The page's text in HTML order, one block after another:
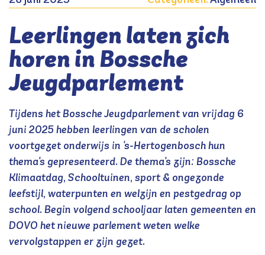
Leerlingen laten zich
horen in Bossche
Jeugdparlement
Tijdens het Bossche Jeugdparlement van vrijdag 6
juni 2025 hebben leerlingen van de scholen
voortgezet onderwijs in 's-Hertogenbosch hun
thema's gepresenteerd. De thema's zijn: Bossche
Klimaatdag, Schooltuinen, sport & ongezonde
leefstijl, waterpunten en welzijn en pestgedrag op
school. Begin volgend schooljaar laten gemeenten en
DOVO het nieuwe parlement weten welke
vervolgstappen er zijn gezet.